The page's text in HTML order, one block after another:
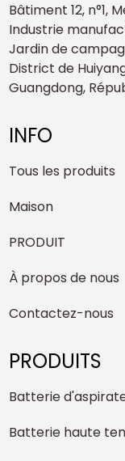
Bâtiment 12, n°1,
Industrie
Jardin de
District de
Guangdong,
INFO
Tous les produits
Maison
PRODUIT
À propos de nous
Contactez-nous
PRODUITS
Batterie
Batterie haute